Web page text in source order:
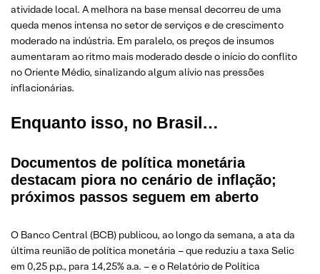
atividade local. A melhora na base mensal decorreu de uma
queda menos intensa no setor de serviços e de crescimento
moderado na indústria. Em paralelo, os preços de insumos
aumentaram ao ritmo mais moderado desde o início do conflito
no Oriente Médio, sinalizando algum alívio nas pressões
inflacionárias.
Enquanto isso, no Brasil…
Documentos de política monetária
destacam piora no cenário de inflação;
próximos passos seguem em aberto
O Banco Central (BCB) publicou, ao longo da semana, a ata da
última reunião de política monetária – que reduziu a taxa Selic
em 0,25 p.p., para 14,25% a.a. – e o Relatório de Política